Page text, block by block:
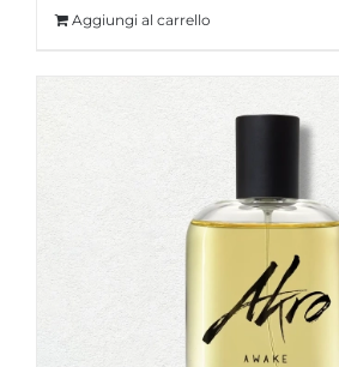
Aggiungi al carrello